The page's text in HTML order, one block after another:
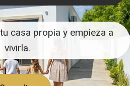
casa propia y empieza a
vivirla.